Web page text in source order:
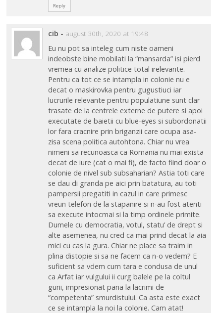
Reply
cib - august 30th, 2020 at 19:48
Eu nu pot sa inteleg cum niste oameni
indeobste bine mobilati la “mansarda” isi pierd
vremea cu analize politice total irelevante.
Pentru ca tot ce se intampla in colonie nu e
decat o maskirovka pentru gugustiuci iar
lucrurile relevante pentru populatiune sunt clar
trasate de la centrele externe de putere si apoi
executate de baietii cu blue-eyes si subordonatii
lor fara cracnire prin briganzii care ocupa asa-
zisa scena politica autohtona. Chiar nu vrea
nimeni sa recunoasca ca Romania nu mai exista
decat de iure (cat o mai fi), de facto fiind doar o
colonie de nivel sub subsaharian? Astia toti care
se dau di granda pe aici prin batatura, au toti
pampersii pregatiti in cazul in care primesc
vreun telefon de la stapanire si n-au fost atenti
sa execute intocmai si la timp ordinele primite.
Dumele cu democratia, votul, statu’ de drept si
alte asemenea, nu cred ca mai prind decat la aia
mici cu cas la gura. Chiar ne place sa traim in
plina distopie si sa ne facem ca n-o vedem? E
suficient sa vdem cum tara e condusa de unul
ca Arfat iar vulgului ii curg balele pe la coltul
gurii, impresionat pana la lacrimi de
“competenta” smurdistului. Ca asta este exact
ce se intampla la noi la colonie. Cam atat!